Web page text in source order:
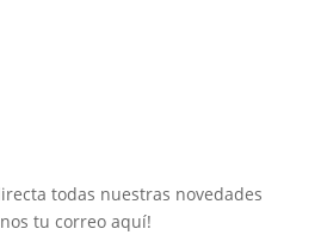
todas nuestras novedades
tu correo aquí!